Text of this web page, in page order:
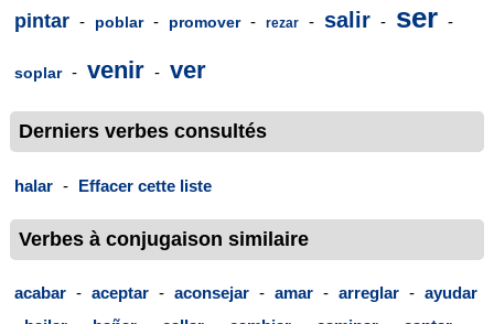
pintar - poblar - promover - rezar - salir - ser -
soplar - venir - ver
Derniers verbes consultés
halar - Effacer cette liste
Verbes à conjugaison similaire
acabar - aceptar - aconsejar - amar - arreglar - ayudar